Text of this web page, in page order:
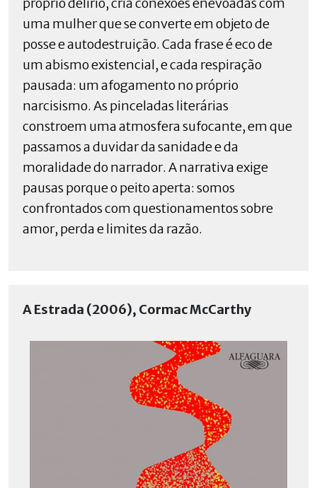
uma mulher que se converte em objeto de
posse e autodestruição. Cada frase é eco de
um abismo existencial, e cada respiração
pausada: um afogamento no próprio
narcisismo. As pinceladas literárias
constroem uma atmosfera sufocante, em que
passamos a duvidar da sanidade e da
moralidade do narrador. A narrativa exige
pausas porque o peito aperta: somos
confrontados com questionamentos sobre
amor, perda e limites da razão.
A Estrada (2006), Cormac McCarthy